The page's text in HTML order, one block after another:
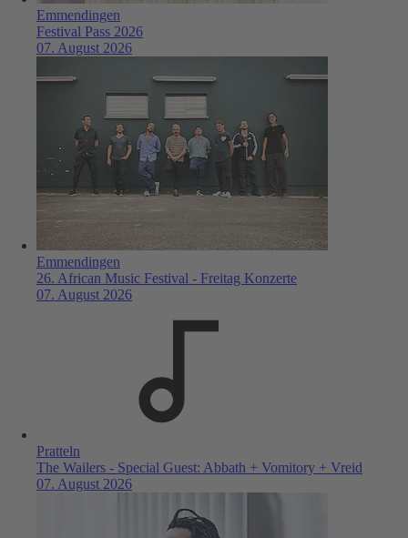
Emmendingen
Festival Pass 2026
07. August 2026
Emmendingen
26. African Music Festival - Freitag Konzerte
07. August 2026
Pratteln
The Wailers - Special Guest: Abbath + Vomitory + Vreid
07. August 2026